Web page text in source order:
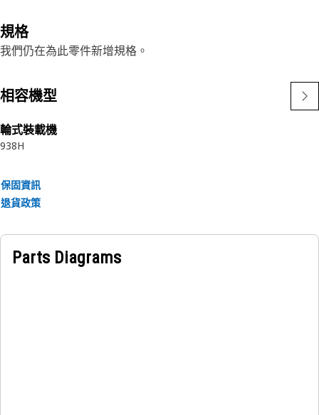
規格
我們仍在為此零件新增規格。
相容機型
輪式裝載機
938H
保固資訊
退貨政策
Parts Diagrams